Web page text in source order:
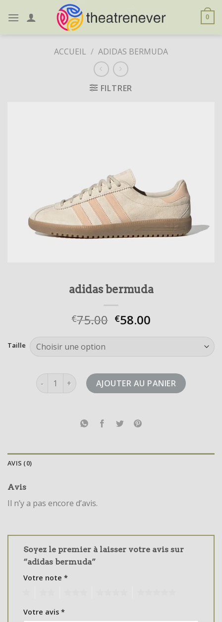
0
ACCUEIL / ADIDAS BERMUDA
FILTRER
adidas bermuda
€75.00 €58.00
Taille
quantité de adidas bermuda
AJOUTER AU PANIER
AVIS (0)
Avis
Il n’y a pas encore d’avis.
Soyez le premier à laisser votre avis sur
“adidas bermuda”
Votre note *
Votre avis *